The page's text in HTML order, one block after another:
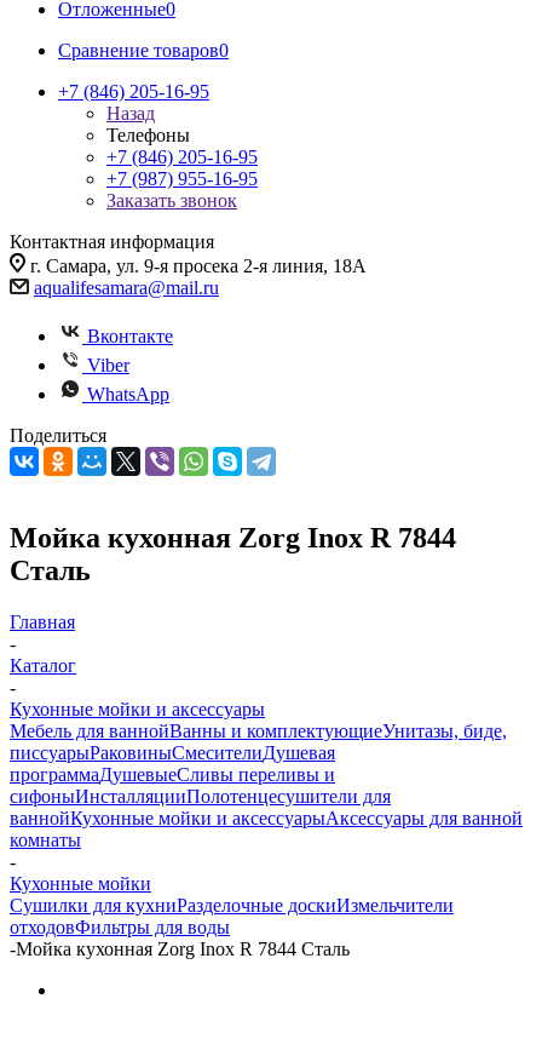
Отложенные0
Сравнение товаров0
+7 (846) 205-16-95
Назад
Телефоны
+7 (846) 205-16-95
+7 (987) 955-16-95
Заказать звонок
Контактная информация
г. Самара, ул. 9-я просека 2-я линия, 18А
aqualifesamara@mail.ru
Вконтакте
Viber
WhatsApp
Поделиться
Мойка кухонная Zorg Inox R 7844
Сталь
Главная
-
Каталог
-
Кухонные мойки и аксессуары
Мебель для ваннойВанны и комплектующиеУнитазы, биде,
писсуарыРаковиныСмесителиДушевая
программаДушевыеСливы переливы и
сифоныИнсталляцииПолотенцесушители для
ваннойКухонные мойки и аксессуарыАксессуары для ванной
комнаты
-
Кухонные мойки
Сушилки для кухниРазделочные доскиИзмельчители
отходовФильтры для воды
-Мойка кухонная Zorg Inox R 7844 Сталь